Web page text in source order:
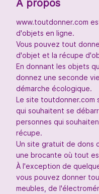
À propos
www.toutdonner.com
d'objets en ligne.
Vous pouvez tout
d'objet et la récupe
En donnant les objets
donnez une seconde
démarche écologique.
Le site toutdonner.com
qui souhaitent se
personnes qui
récupe.
Un site gratuit de dons
une brocante où tout
À l'exception de
vous pouvez donner
meubles, de